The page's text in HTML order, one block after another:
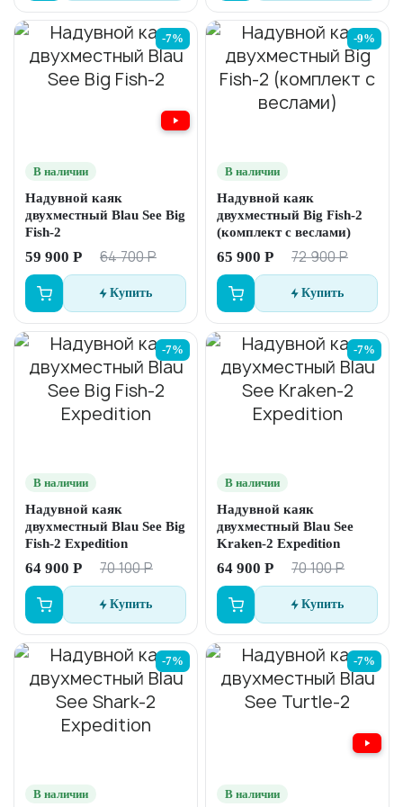
-7%
В наличии
Надувной каяк
двухместный Blau See Big
Fish-2
59 900 Р 64 700 Р
Купить
-9%
В наличии
Надувной каяк
двухместный Big Fish-2
(комплект с веслами)
65 900 Р 72 900 Р
Купить
-7%
В наличии
Надувной каяк
двухместный Blau See Big
Fish-2 Expedition
64 900 Р 70 100 Р
Купить
-7%
В наличии
Надувной каяк
двухместный Blau See
Kraken-2 Expedition
64 900 Р 70 100 Р
Купить
-7%
В наличии
-7%
В наличии